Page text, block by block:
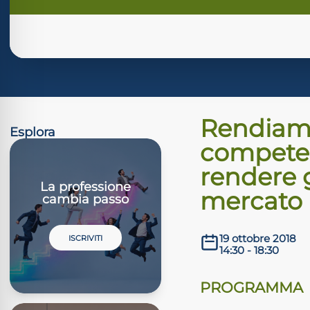
Esplora
La professione
cambia passo
ISCRIVITI
rendere
mercato
19 ottobre 2018
14:30 - 18:30
PROGRAMMA